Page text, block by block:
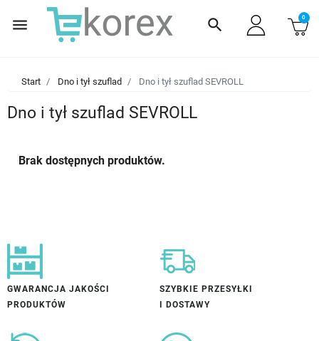
menu search 0
Start Dno i tył szuflad Dno i tył szuflad SEVROLL
Dno i tył szuflad SEVROLL
Brak dostępnych produktów.
GWARANCJA JAKOŚCI
PRODUKTÓW
SZYBKIE PRZESYŁKI
I DOSTAWY